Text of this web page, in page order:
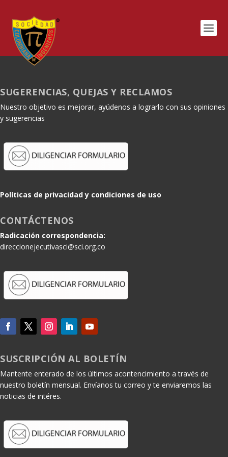
SUGERENCIAS, QUEJAS Y RECLAMOS
Nuestro objetivo es mejorar, ayúdenos a lograrlo con sus opiniones
y sugerencias
Políticas de privacidad y condiciones de uso
CONTÁCTENOS
Radicación correspondencia:
direccionejecutivasci@sci.org.co
SUSCRIPCIÓN AL BOLETÍN
Mantente enterado de los últimos acontencimiento a través de
nuestro boletín mensual. Envíanos tu correo y te enviaremos las
noticias de intéres.